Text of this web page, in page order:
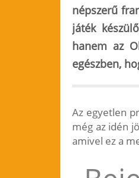
népszerű
játék
hanem az
egészben,
Az egyetlen
még az idén
amivel ez a